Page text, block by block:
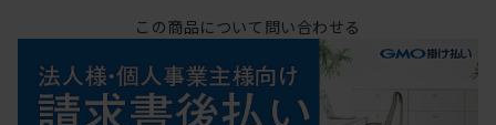
この商品について問い合わせる